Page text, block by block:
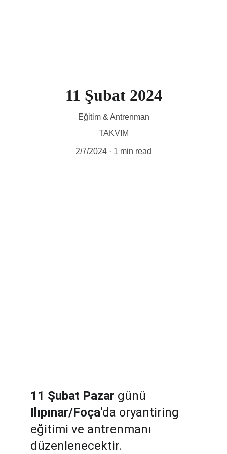
11 Şubat 2024
Eğitim & Antrenman
TAKVIM
2/7/2024 1 min read
11 Şubat Pazar günü
Ilıpınar/Foça'da oryantiring
eğitimi ve antrenmanı
düzenlenecektir.